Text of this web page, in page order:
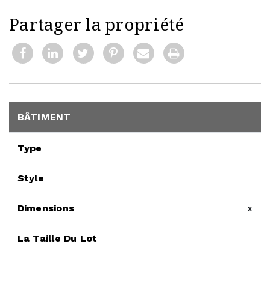
Partager la propriété
BÂTIMENT
Type
Style
Dimensions x
La Taille Du Lot